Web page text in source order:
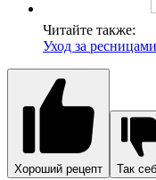
Читайте также:
Уход за
Хороший рецепт Так